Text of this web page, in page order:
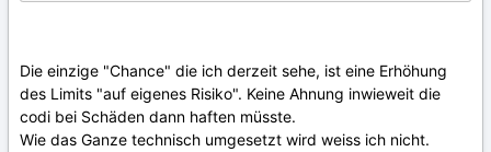
Die einzige "Chance" die ich derzeit sehe, ist eine Erhöhung
des Limits "auf eigenes Risiko". Keine Ahnung inwieweit die
codi bei Schäden dann haften müsste.
Wie das Ganze technisch umgesetzt wird weiss ich nicht.